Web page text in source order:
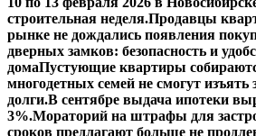
строительная неделя.Продавцы
рынке не дождались появления
дверных замков: безопасность и
домаПустующие квартиры
многодетных семей не смогут изъять
долги.В сентябре выдача ипотеки
3%.Мораторий на штрафы для
сроков предлагают больше не